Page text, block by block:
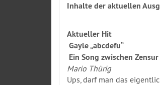
Inhalte der aktuellen
Aktueller Hit
Gayle „abcdefu“
Ein Song zwischen
Mario Thürig
Ups, darf man das